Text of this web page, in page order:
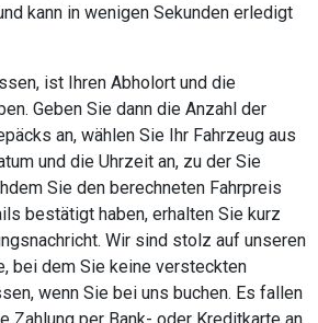
kann in wenigen Sekunden erledigt
ist Ihren Abholort und die
Geben Sie dann die Anzahl der
an, wählen Sie Ihr Fahrzeug aus
und die Uhrzeit an, zu der Sie
Sie den berechneten Fahrpreis
bestätigt haben, erhalten Sie kurz
Wir sind stolz auf unseren
bei dem Sie keine versteckten
wenn Sie bei uns buchen. Es fallen
Zahlung per Bank- oder Kreditkarte an